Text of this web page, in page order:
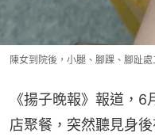
陳女到院後，小腿、腳踝、腳趾處
《揚子晚報》報道，
店聚餐，突然聽見身